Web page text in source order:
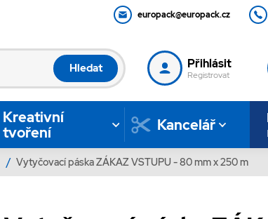
europack@europack.cz
Hledat Přihlásit
Registrovat
Kreativní
tvoření
Kancelář
/ Vytyčovací páska ZÁKAZ VSTUPU - 80 mm x 250 m